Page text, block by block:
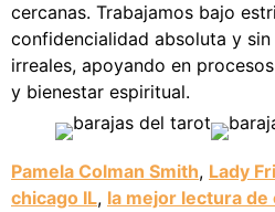
cercanas. Trabajamos bajo
confidencialidad absoluta y
irreales, apoyando en
y bienestar espiritual.
Pamela Colman Smith, Lady
chicago IL, la mejor lectura de